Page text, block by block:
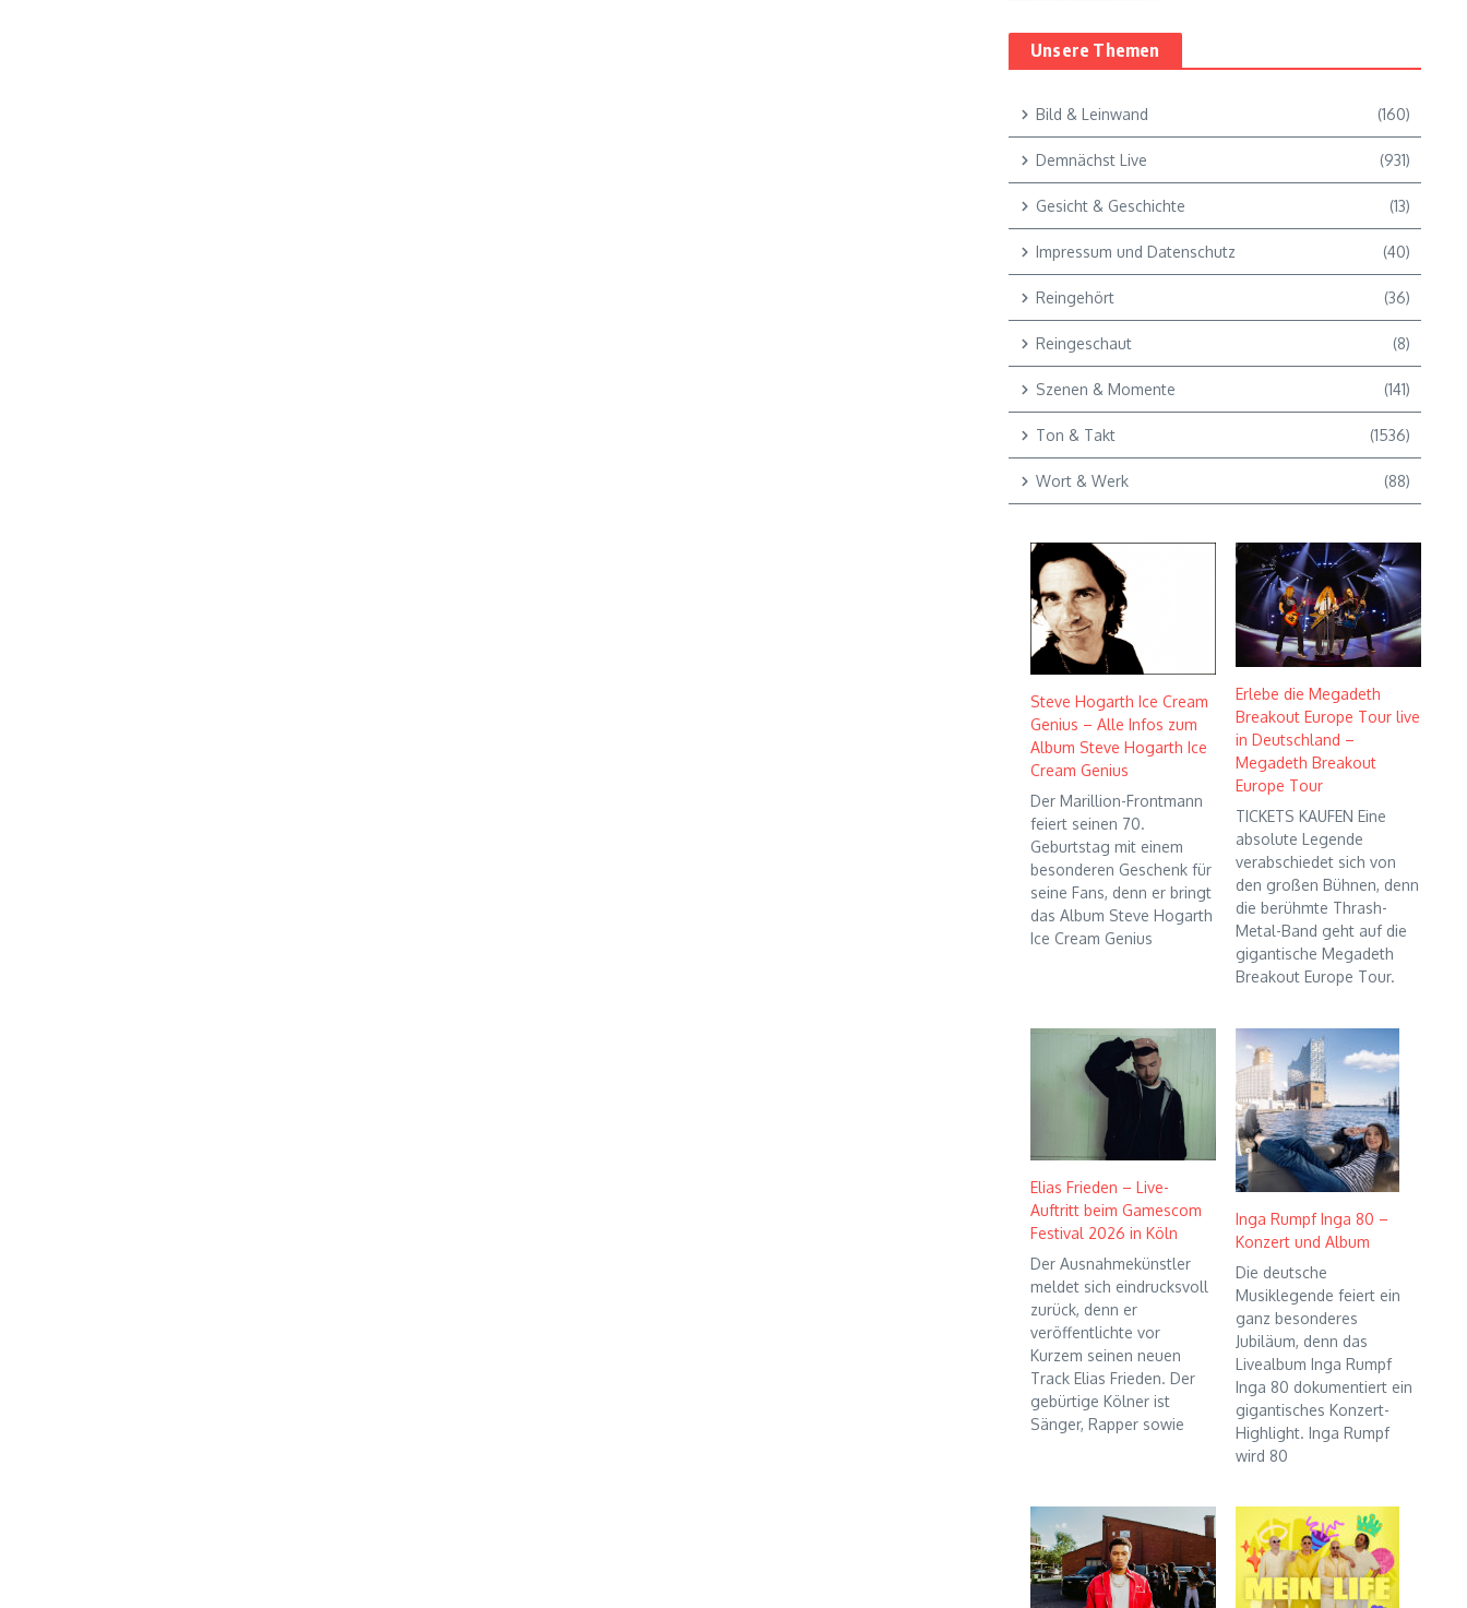
Unsere Themen
Bild & Leinwand (160)
Demnächst Live (931)
Gesicht & Geschichte (13)
Impressum und Datenschutz (40)
Reingehört (36)
Reingeschaut (8)
Szenen & Momente (141)
Ton & Takt (1536)
Wort & Werk (88)
Steve Hogarth Ice Cream
Genius – Alle Infos zum
Album Steve Hogarth Ice
Cream Genius
Der Marillion-Frontmann
feiert seinen 70.
Geburtstag mit einem
besonderen Geschenk für
seine Fans, denn er bringt
das Album Steve Hogarth
Ice Cream Genius
Erlebe die Megadeth
Breakout Europe Tour live
in Deutschland –
Megadeth Breakout
Europe Tour
TICKETS KAUFEN Eine
absolute Legende
verabschiedet sich von
den großen Bühnen, denn
die berühmte Thrash-
Metal-Band geht auf die
gigantische Megadeth
Breakout Europe Tour.
Elias Frieden – Live-
Auftritt beim Gamescom
Festival 2026 in Köln
Der Ausnahmekünstler
meldet sich eindrucksvoll
zurück, denn er
veröffentlichte vor
Kurzem seinen neuen
Track Elias Frieden. Der
gebürtige Kölner ist
Sänger, Rapper sowie
Inga Rumpf Inga 80 –
Konzert und Album
Die deutsche
Musiklegende feiert ein
ganz besonderes
Jubiläum, denn das
Livealbum Inga Rumpf
Inga 80 dokumentiert ein
gigantisches Konzert-
Highlight. Inga Rumpf
wird 80